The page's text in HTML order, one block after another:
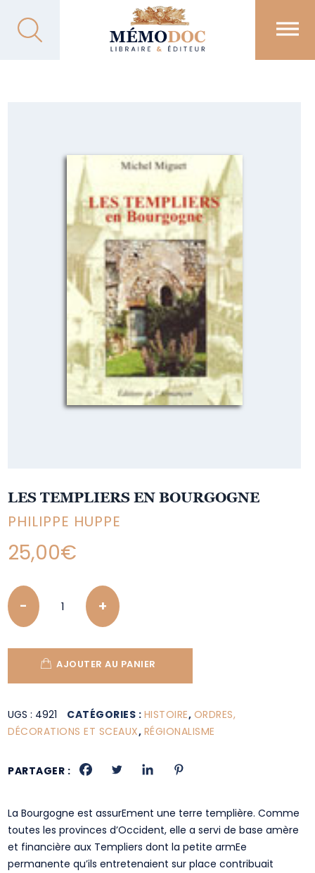
LES TEMPLIERS EN BOURGOGNE
PHILIPPE HUPPE
25,00€
Quantity
AJOUTER AU PANIER
UGS : 4921 CATÉGORIES : HISTOIRE, ORDRES,
DÉCORATIONS ET SCEAUX, RÉGIONALISME
PARTAGER :
La Bourgogne est assurEment une terre templière. Comme
toutes les provinces d’Occident, elle a servi de base amère
et financière aux Templiers dont la petite armEe
permanente qu’ils entretenaient sur place contribuait